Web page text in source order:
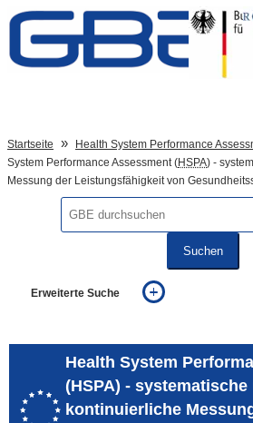
Zum Inhalt
Sprachumschaltung
Startseite Health System Performance
System Performance Assessment (HSPA) -
Messung der Leistungsfähigkeit von
Suchen
Erweiterte Suche
auch in allen Texten suchen
auch Synonyme einbeziehen
auch ähnlich geschriebenes einbeziehen
Health System
(HSPA) - systematische
kontinuierliche